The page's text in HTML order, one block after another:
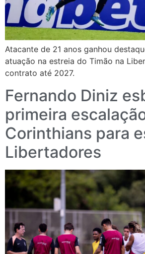
Atacante de 21 anos ganhou
atuação na estreia do Timão na
contrato até 2027.
Fernando Diniz
primeira
Corinthians para
Libertadores